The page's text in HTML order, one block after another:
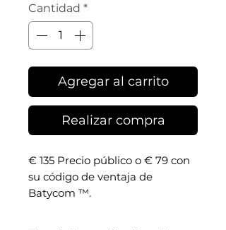
Cantidad *
Agregar al carrito
Realizar compra
€ 135 Precio público o € 79 con
su código de ventaja de
Batycom ™.